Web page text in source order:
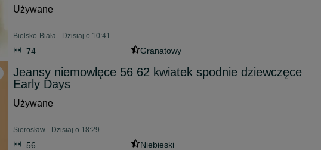
Używane
Bielsko-Biała - Dzisiaj o 10:41
74 Granatowy
Jeansy niemowlęce 56 62 kwiatek spodnie dziewczęce
Early Days
Używane
Sierosław - Dzisiaj o 18:29
56 Niebieski